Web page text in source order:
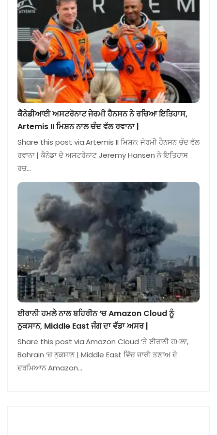
ਕੈਨੇਡੀਆਈ ਅਸਟਰੋਨਾਟ ਜੇਰਮੀ ਹੈਨਸਨ ਨੇ ਰਚਿਆ ਇਤਿਹਾਸ,
Artemis II ਮਿਸ਼ਨ ਨਾਲ ਚੰਦ ਵੱਲ ਰਵਾਨਾ |
Share this post via:Artemis II ਮਿਸ਼ਨ: ਜੇਰਮੀ ਹੈਨਸਨ ਚੰਦ ਵੱਲ
ਰਵਾਨਾ | ਕੈਨੇਡਾ ਦੇ ਅਸਟਰੋਨਾਟ Jeremy Hansen ਨੇ ਇਤਿਹਾਸ
ਰਚ…
ਈਰਾਨੀ ਹਮਲੇ ਨਾਲ ਬਹਿਰੀਨ ‘ਚ Amazon Cloud ਨੂੰ
ਨੁਕਸਾਨ, Middle East ਜੰਗ ਦਾ ਵੱਡਾ ਅਸਰ |
Share this post via:Amazon Cloud ‘ਤੇ ਈਰਾਨੀ ਹਮਲਾ,
Bahrain ‘ਚ ਨੁਕਸਾਨ | Middle East ਵਿੱਚ ਜਾਰੀ ਤਣਾਅ ਦੇ
ਦਰਮਿਆਨ Amazon…